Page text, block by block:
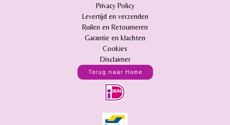
Privacy Policy
Levertijd en verzenden
Ruilen en Retourneren
Garantie en klachten
Cookies
Disclaimer
Terug naar Home